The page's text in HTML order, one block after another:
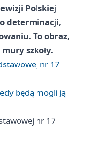
Polskiej
determinacji,
To obraz,
szkoły.
nr 17
będą mogli ją
nr 17